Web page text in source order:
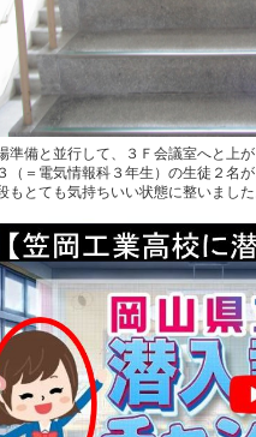
準備と並行して、３Ｆ会議室へと上
（＝電気情報科３年生）の生徒２名
もとても気持ちいい状態に整いました